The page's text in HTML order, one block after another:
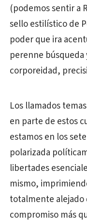
(podemos sentir a
sello estilístico de
poder que ira
perenne búsqueda
corporeidad,
Los llamados
en parte de estos
estamos en los
polarizada
libertades
mismo,
totalmente alejado
compromiso más